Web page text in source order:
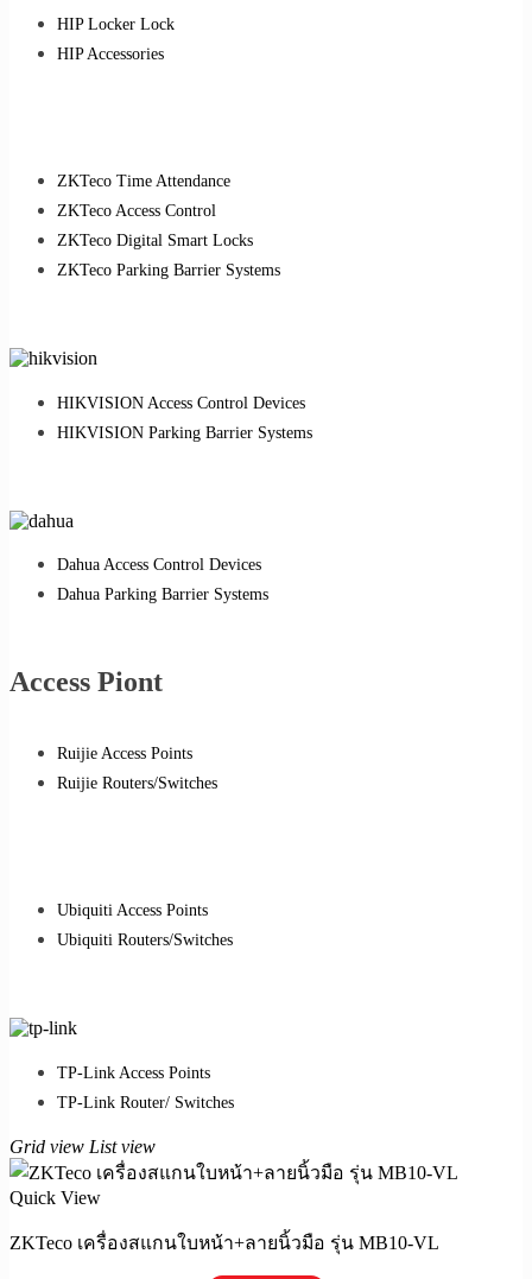
HIP Locker Lock
HIP Accessories
ZKTeco Time Attendance
ZKTeco Access Control
ZKTeco Digital Smart Locks
ZKTeco Parking Barrier Systems
HIKVISION Access Control Devices
HIKVISION Parking Barrier Systems
Dahua Access Control Devices
Dahua Parking Barrier Systems
Access Piont
Ruijie Access Points
Ruijie Routers/Switches
Ubiquiti Access Points
Ubiquiti Routers/Switches
TP-Link Access Points
TP-Link Router/ Switches
Grid view List view
Quick View
ZKTeco เครื่องสแกนใบหน้า+ลายนิ้วมือ รุ่น MB10-VL